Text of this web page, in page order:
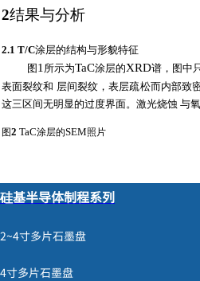
2结果与分析
2.1 T/C涂层的结构与形貌特征
图1 所示为TaC涂层的XRD谱，图中
表面裂纹和 层间裂纹，表层疏松而内部致
这三区间无明显的过度界面。激光烧蚀 与
图2 TaC涂层的SEM照片
2.2 TaC涂层激光烧蚀一般特征
硅基半导体制程系列
2~4寸多片石墨盘
4寸多片石墨盘